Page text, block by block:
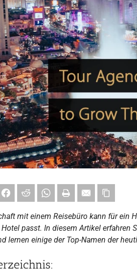
mit einem Reisebüro kann für ein
passt. In diesem Artikel erfahren
lernen einige der Top-Namen der